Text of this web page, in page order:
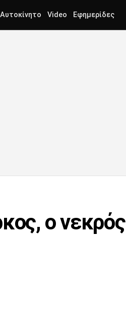
Αυτοκίνητο Video Εφημερίδες
ο νεκρός